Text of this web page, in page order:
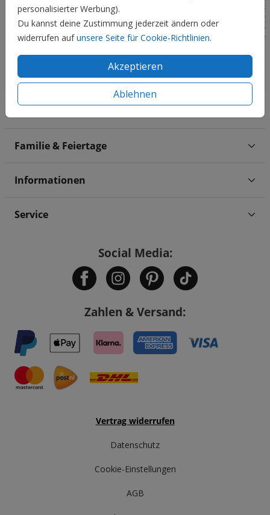
personalisierter Werbung).
Du kannst deine Zustimmung jederzeit ändern oder
widerrufen aufunsere Seite für Cookie-Richtlinien.
Akzeptieren
Ablehnen
Familie & Feiertage
Informationen
Service
Social Media:
Zahlen & Versand:
Vertrag widerrufen
Datenschutz
Cookie-Einstellungen
AGB